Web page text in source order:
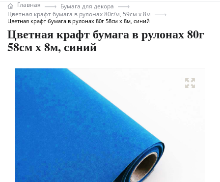
Главная
Бумага для декора
Цветная крафт бумага в рулонах 80г/м, 59см х 8м
Цветная крафт бумага в рулонах 80г 58см х 8м, синий
Цветная крафт бумага в рулонах 80г
58см х 8м, синий